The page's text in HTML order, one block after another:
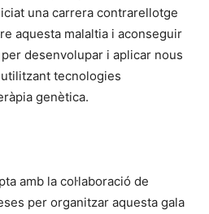
una carrera contrarellotge
aquesta malaltia i aconseguir
desenvolupar i aplicar nous
tecnologies
genètica.
amb la col·laboració de
per organitzar aquesta gala